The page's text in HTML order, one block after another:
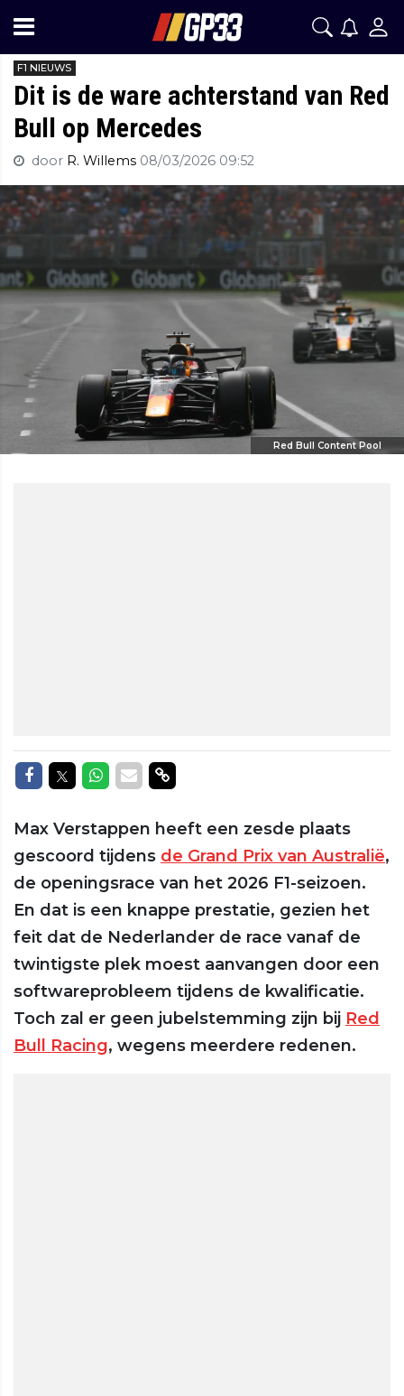
F1 NIEUWS
Dit is de ware achterstand van Red
Bull op Mercedes
door R. Willems 08/03/2026 09:52
Red Bull Content Pool
Delen op Facebook
Delen op Twitter
Delen op Whatsapp
Delen via Mail
Delen via link
Max Verstappen heeft een zesde plaats
gescoord tijdens de Grand Prix van Australië,
de openingsrace van het 2026 F1-seizoen.
En dat is een knappe prestatie, gezien het
feit dat de Nederlander de race vanaf de
twintigste plek moest aanvangen door een
softwareprobleem tijdens de kwalificatie.
Toch zal er geen jubelstemming zijn bij Red
Bull Racing, wegens meerdere redenen.